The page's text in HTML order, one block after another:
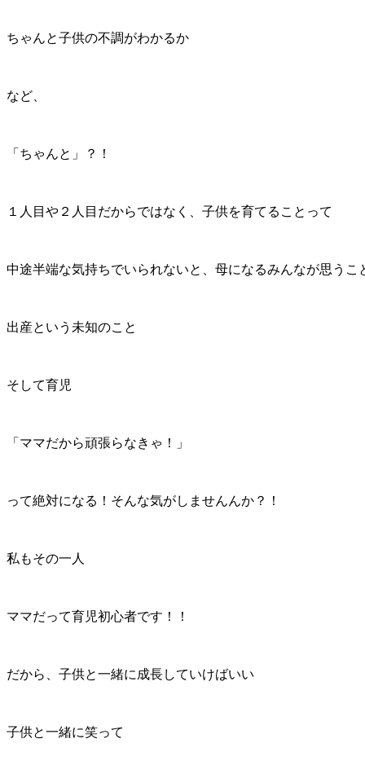
ちゃんと子供の不調がわかるか
など、
「ちゃんと」？！
１人目や２人目だからではなく、子供を育てることって
中途半端な気持ちでいられないと、母になるみんなが思うこ
出産という未知のこと
そして育児
「ママだから頑張らなきゃ！」
って絶対になる！そんな気がしませんんか？！
私もその一人
ママだって育児初心者です！！
だから、子供と一緒に成長していけばいい
子供と一緒に笑って